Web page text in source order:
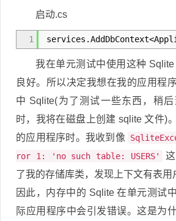
启动.cs
1
我在单元测试中使用这种
良好。所以决定我想在我的应用程
中 Sqlite(为了测试一些东西，稍
时，我将在磁盘上创建 sqlite 文件)
的应用程序时。我收到像
ror 1: 'no such table: USERS'
了我的存储库类，发现上下文有表用
因此，内存中的 Sqlite 在单元测试
际应用程序中会引发错误。这是为